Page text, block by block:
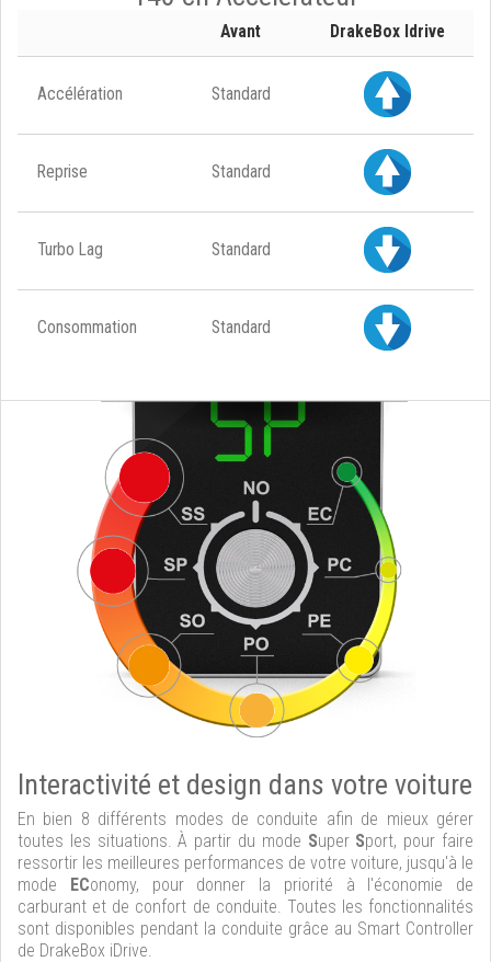
Avant DrakeBox Idrive
Accélération Standard
Reprise Standard
Turbo Lag Standard
Consommation Standard
Interactivité et design dans votre voiture
En bien 8 différents modes de conduite afin de mieux gérer
toutes les situations. À partir du mode Super Sport, pour faire
ressortir les meilleures performances de votre voiture, jusqu'à le
mode EConomy, pour donner la priorité à l'économie de
carburant et de confort de conduite. Toutes les fonctionnalités
sont disponibles pendant la conduite grâce au Smart Controller
de DrakeBox iDrive.